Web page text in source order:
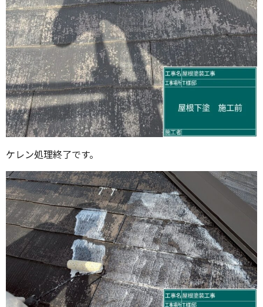
ケレン処理終了です。